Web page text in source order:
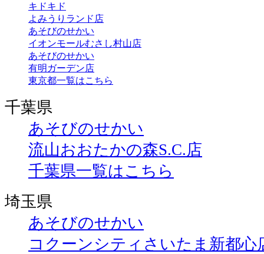
キドキド
よみうりランド店
あそびのせかい
イオンモールむさし村山店
あそびのせかい
有明ガーデン店
東京都一覧はこちら
千葉県
あそびのせかい
流山おおたかの森S.C.店
千葉県一覧はこちら
埼玉県
あそびのせかい
コクーンシティさいたま新都心